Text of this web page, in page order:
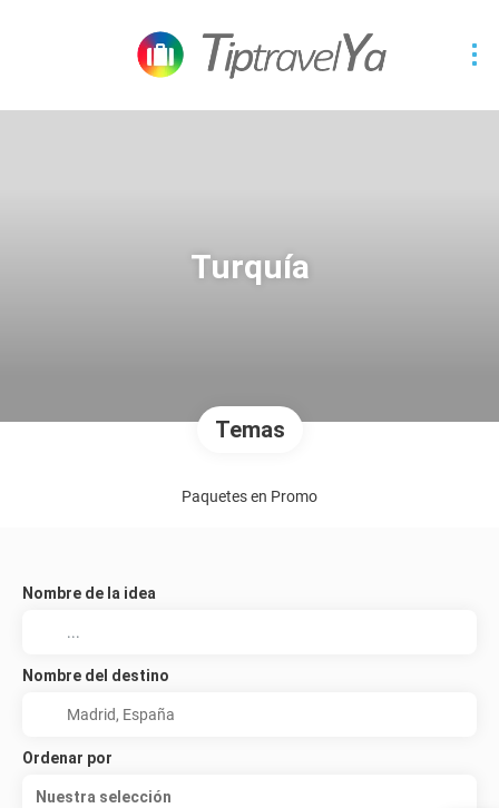
Turquía
Temas
Paquetes en Promo
Nombre de la idea
Nombre del destino
Ordenar por
Nuestra selección